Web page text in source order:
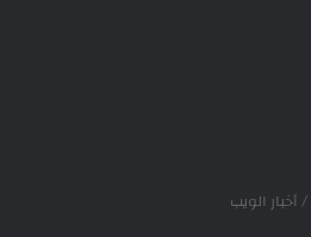
/أخبار الويب